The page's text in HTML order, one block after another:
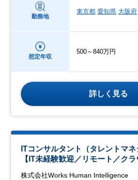
勤務地
東京都 愛知県 大阪府
想定年収
500～840万円
詳しく見る
ITコンサルタント（タレントマネ
【IT未経験歓迎／リモート／クラ
株式会社Works Human Intelligence